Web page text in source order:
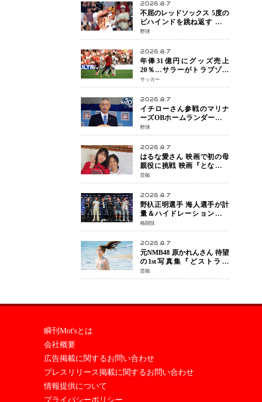
2026.8.7
不屈のレッドソックス 5度の
ビハインドを跳ね返す 延長
13回サヨナラ勝ち 吉田正尚
選手も2安打1打点で貢献 4得
点以上は驚異の28連勝
野球
2026.8.7
年俸31億円にグッズ売上
20％…サラーがトラブゾン
スポル加入 世界サッカーは
「五大リーグ一強」から新
時代へ
サッカー
2026.8.7
イチローさん参戦のマリナ
ーズOBホームランダービー
が無料生配信 北米ならで
はの“魅せる興行”に世界が
注目
野球
2026.8.7
はるな愛さん 映画で初の母
親役に挑戦 映画『となりの
とらんす少女ちゃん』11月7
日公開 未来の自分との対話
を描く注目作
芸能
2026.8.7
野杁正明選手 海人選手が計
量＆ハイドレーションテス
トをクリア「ONE
SAMURAI 2」決戦へ万全の
準備整う
格闘技
2026.8.7
元NMB48 原かれんさん 待望
の1st写真集『どストライ
ク』発売決定 バリで魅せる
25歳の新境地
芸能
瞬刊Mot'sとは
会社概要
広告掲載に関するお問い合わせ
プレスリリース掲載に関するお問い合わせ
情報提供について
プライバシーポリシー